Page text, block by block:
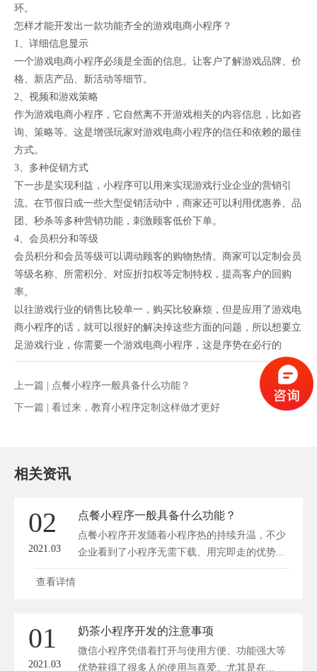
环。
怎样才能开发出一款功能齐全的游戏电商小程序？
1、详细信息显示
一个游戏电商小程序必须是全面的信息。让客户了解游戏品牌、价
格、新店产品、新活动等细节。
2、视频和游戏策略
作为游戏电商小程序，它自然离不开游戏相关的内容信息，比如咨
询、策略等。这是增强玩家对游戏电商小程序的信任和依赖的最佳
方式。
3、多种促销方式
下一步是实现利益，小程序可以用来实现游戏行业企业的营销引
流。在节假日或一些大型促销活动中，商家还可以利用优惠券、品
团、秒杀等多种营销功能，刺激顾客低价下单。
4、会员积分和等级
会员积分和会员等级可以调动顾客的购物热情。商家可以定制会员
等级名称、所需积分、对应折扣权等定制特权，提高客户的回购
率。
以往游戏行业的销售比较单一，购买比较麻烦，但是应用了游戏电
商小程序的话，就可以很好的解决掉这些方面的问题，所以想要立
足游戏行业，你需要一个游戏电商小程序，这是序势在必行的
上一篇 | 点餐小程序一般具备什么功能？
下一篇 | 看过来，教育小程序定制这样做才更好
相关资讯
02
2021.03
点餐小程序一般具备什么功能？
点餐小程序开发随着小程序热的持续升温，不少
企业看到了小程序无需下载、用完即走的优势...
查看详情
01
2021.03
奶茶小程序开发的注意事项
微信小程序凭借着打开与使用方便、功能强大等
优势获得了很多人的使用与喜爱。尤其是在...